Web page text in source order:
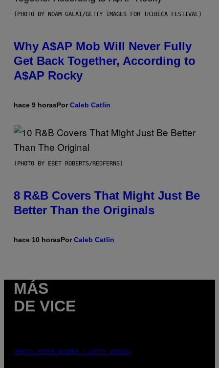
(PHOTO BY NOAM GALAI/GETTY IMAGES FOR TRIBECA FESTIVAL)
Why A$AP Mob Will Never Fully
Get Back Together, According to
A$AP Rocky
hace 9 horasPorCaleb Catlin
(PHOTO BY EBET ROBERTS/REDFERNS)
8 R&B Covers That Might Just Be
Better Than the Originals
hace 10 horasPorCaleb Catlin
MÁS
DE VICE
PHOTO: PETER KRAMER / GETTY IMAGES